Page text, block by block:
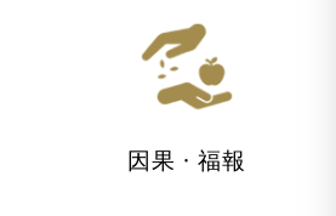
因果 · 福報